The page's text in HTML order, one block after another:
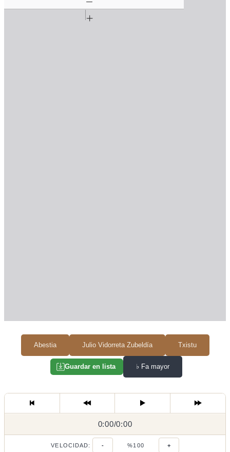
Abestia Julio Vidorreta Zubeldía Txistu
Guardar en lista ♭ Fa mayor
0:00/
0:00/0:00
VELOCIDAD: - %100 +